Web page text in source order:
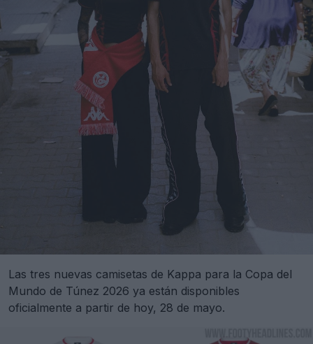
Las tres nuevas camisetas de Kappa para la Copa del
Mundo de Túnez 2026 ya están disponibles
oficialmente a partir de hoy, 28 de mayo.